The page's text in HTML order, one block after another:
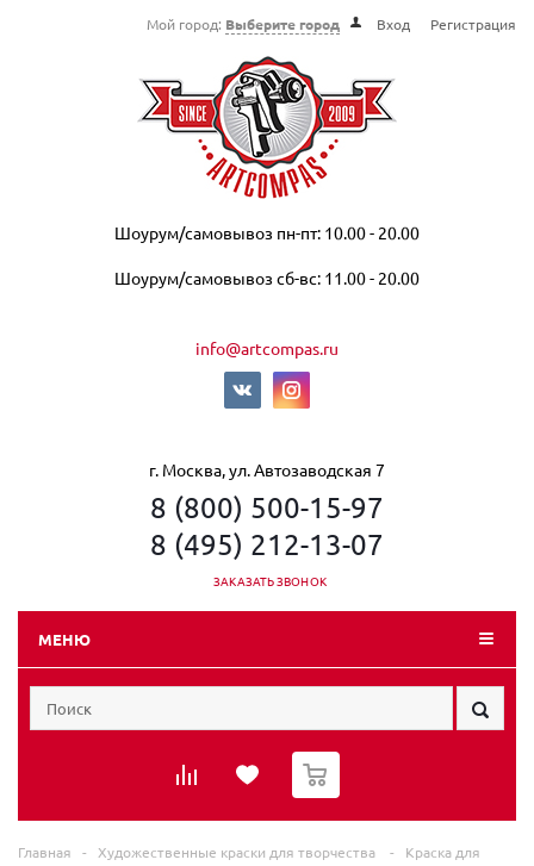
Мой город: Выберите город Вход Регистрация
Шоурум/самовывоз пн-пт: 10.00 - 20.00
Шоурум/самовывоз сб-вс: 11.00 - 20.00
info@artcompas.ru
г. Москва, ул. Автозаводская 7
8 (800) 500-15-97
8 (495) 212-13-07
ЗАКАЗАТЬ ЗВОНОК
МЕНЮ
0
Главная - Художественные краски для творчества -
Краска для